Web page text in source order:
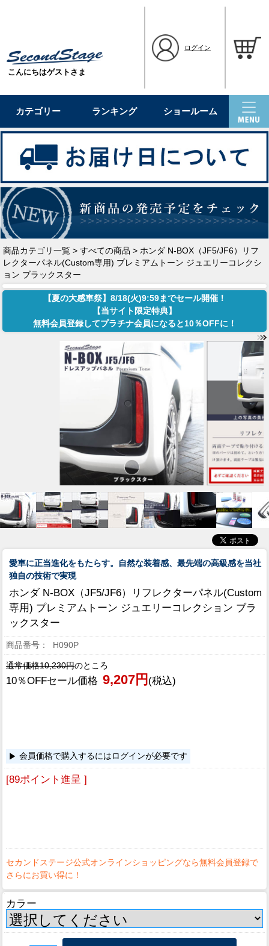
こんにちはゲストさま
ログイン
カテゴリー ランキング ショールーム
商品カテゴリ一覧 > すべての商品 > ホンダ N-BOX（JF5/JF6）リフ
レクターパネル(Custom専用) プレミアムトーン ジュエリーコレクシ
ョン ブラックスター
【夏の大感車祭】8/18(火)9:59までセール開催！
【当サイト限定特典】
無料会員登録してプラチナ会員になると10％OFFに！
愛車に正当進化をもたらす。自然な装着感、最先端の高級感を当社
独自の技術で実現
ホンダ N-BOX（JF5/JF6）リフレクターパネル(Custom
専用) プレミアムトーン ジュエリーコレクション ブラ
ックスター
H090P
通常価格10,230円のところ
10％OFFセール価格 9,207円 (税込)
会員価格で購入するにはログインが必要です
[89ポイント進呈 ]
カラー